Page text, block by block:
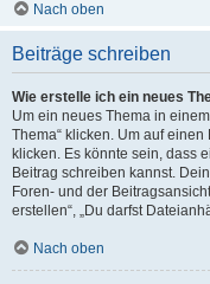
Nach oben
Beiträge schreiben
Wie erstelle ich ein neues
Um ein neues Thema in
Thema“ klicken. Um auf einen
klicken. Es könnte sein, dass
Beitrag schreiben kannst.
Foren- und der
erstellen“, „Du darfst
Nach oben